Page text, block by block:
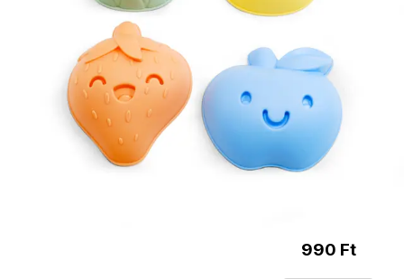
Homokozólapát
390Ft
Kosárba
Mickey egeres
990 Ft